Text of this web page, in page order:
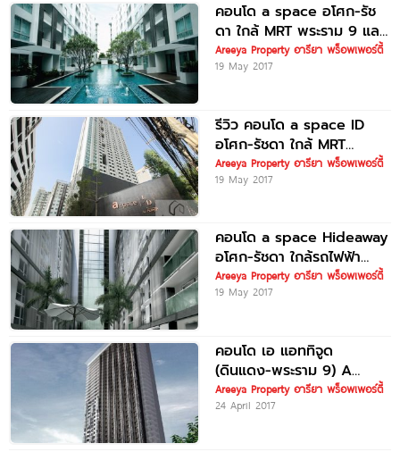
คอนโด a space อโศก-รัช
ดา ใกล้ MRT พระราม 9 และ
Airport
Areeya Property อารียา พร็อพเพอร์ตี้
19 May 2017
รีวิว คอนโด a space ID
อโศก-รัชดา ใกล้ MRT
พระราม 9
Areeya Property อารียา พร็อพเพอร์ตี้
19 May 2017
คอนโด a space Hideaway
อโศก-รัชดา ใกล้รถไฟฟ้า
MRT พระราม 9
Areeya Property อารียา พร็อพเพอร์ตี้
19 May 2017
คอนโด เอ แอททิจูด
(ดินแดง-พระราม 9) A
ATTITUDE
Areeya Property อารียา พร็อพเพอร์ตี้
24 April 2017